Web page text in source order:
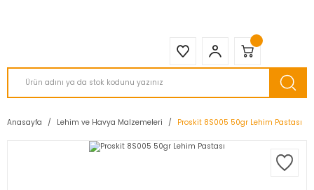
Anasayfa Lehim ve Havya Malzemeleri Proskit 8S005 50gr Lehim Pastası